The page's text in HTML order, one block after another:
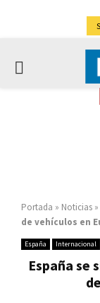
PRIMARY
Portada » Noticias »
de vehículos en
España Internacional
España se